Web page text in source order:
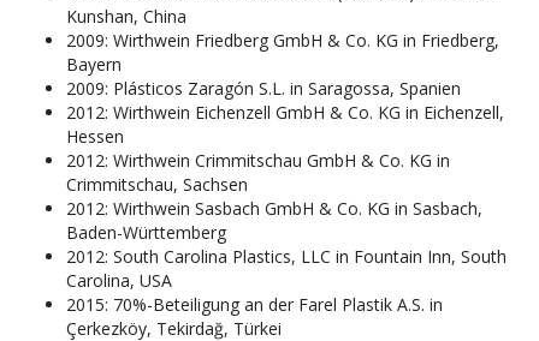
Kunshan, China
2009: Wirthwein Friedberg GmbH & Co. KG in Friedberg,
Bayern
2009: Plásticos Zaragón S.L. in Saragossa, Spanien
2012: Wirthwein Eichenzell GmbH & Co. KG in Eichenzell,
Hessen
2012: Wirthwein Crimmitschau GmbH & Co. KG in
Crimmitschau, Sachsen
2012: Wirthwein Sasbach GmbH & Co. KG in Sasbach,
Baden-Württemberg
2012: South Carolina Plastics, LLC in Fountain Inn, South
Carolina, USA
2015: 70%-Beteiligung an der Farel Plastik A.S. in
Çerkezköy, Tekirdağ, Türkei